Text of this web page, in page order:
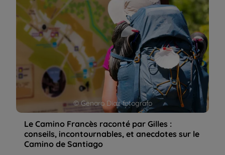
© Genaro Diaz fotografo
Le Camino Francès raconté par Gilles :
conseils, incontournables, et anecdotes sur le
Camino de Santiago